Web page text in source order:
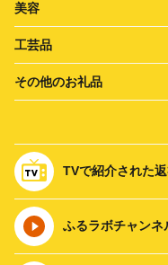
美容
工芸品
その他のお礼品
TVで紹介された
ふるラボチャンネ